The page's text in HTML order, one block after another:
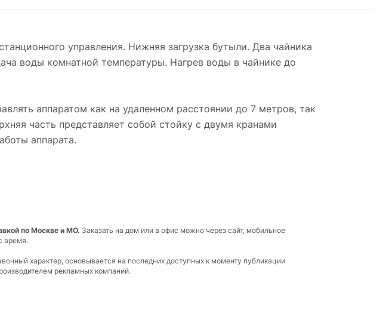
управления. Нижняя загрузка бутыли. Два чайника
воды комнатной температуры. Нагрев воды в чайнике до
аппаратом как на удаленном расстоянии до 7 метров, так
часть представляет собой стойку с двумя кранами
аппарата.
по Москве и МО. Заказать на дом или в офис можно через сайт, мобильное
время.
характер, основывается на последних доступных к моменту публикации
рекламных компаний.